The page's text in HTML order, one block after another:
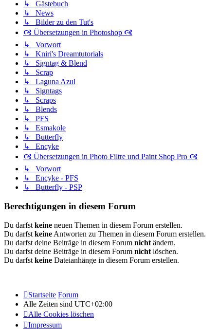
↳ Gästebuch
↳ News
↳ Bilder zu den Tut's
🙧 Übersetzungen in Photoshop 🙧
↳ Vorwort
↳ Kniri's Dreamtutorials
↳ Signtag & Blend
↳ Scrap
↳ Laguna Azul
↳ Signtags
↳ Scraps
↳ Blends
↳ PFS
↳ Esmakole
↳ Butterfly
↳ Encyke
🙧 Übersetzungen in Photo Filtre und Paint Shop Pro 🙧
↳ Vorwort
↳ Encyke - PFS
↳ Butterfly - PSP
Berechtigungen in diesem Forum
Du darfst keine neuen Themen in diesem Forum erstellen.
Du darfst keine Antworten zu Themen in diesem Forum erstellen.
Du darfst deine Beiträge in diesem Forum nicht ändern.
Du darfst deine Beiträge in diesem Forum nicht löschen.
Du darfst keine Dateianhänge in diesem Forum erstellen.
Startseite Forum
Alle Zeiten sind UTC+02:00
Alle Cookies löschen
Impressum